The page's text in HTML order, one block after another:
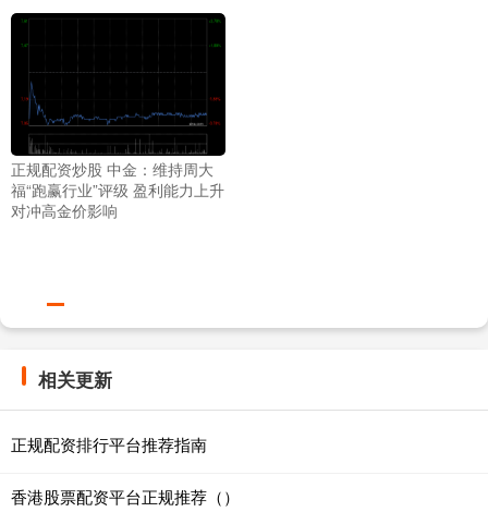
正规配资炒股 中金：维持周大
福“跑赢行业”评级 盈利能力上升
对冲高金价影响
相关更新
正规配资排行平台推荐指南
香港股票配资平台正规推荐（）